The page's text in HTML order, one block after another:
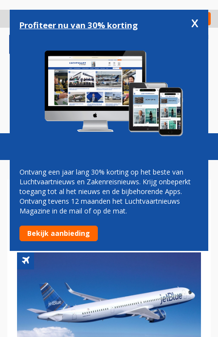
gaan
Check in
Magazine Podcasts Vacatures
JETBLUE BESTELT EXTRA
AIRBUS A220'S EN VOEGT
A321XLR AAN VLOOT TOE
Profiteer nu van 30% korting x
Ontvang een jaar lang 30% korting op het beste van
Luchtvaartnieuws en Zakenreisnieuws. Krijg onbeperkt
toegang tot al het nieuws en de bijbehorende Apps.
Ontvang tevens 12 maanden het Luchtvaartnieuws
Magazine in de mail of op de mat.
Bekijk aanbieding